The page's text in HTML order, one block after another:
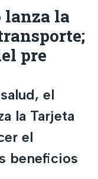
lanza la
pre
el
la Tarjeta
el
beneficios